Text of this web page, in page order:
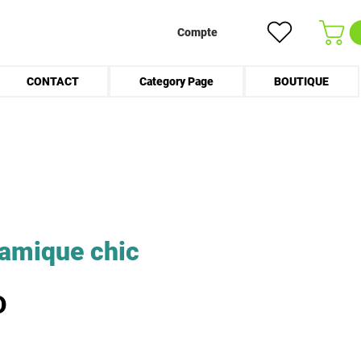
Compte
CONTACT Category Page BOUTIQUE
chic
Prix